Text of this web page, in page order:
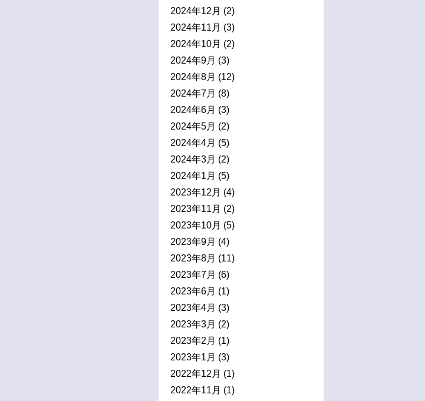
2024年12月 (2)
2024年11月 (3)
2024年10月 (2)
2024年9月 (3)
2024年8月 (12)
2024年7月 (8)
2024年6月 (3)
2024年5月 (2)
2024年4月 (5)
2024年3月 (2)
2024年1月 (5)
2023年12月 (4)
2023年11月 (2)
2023年10月 (5)
2023年9月 (4)
2023年8月 (11)
2023年7月 (6)
2023年6月 (1)
2023年4月 (3)
2023年3月 (2)
2023年2月 (1)
2023年1月 (3)
2022年12月 (1)
2022年11月 (1)